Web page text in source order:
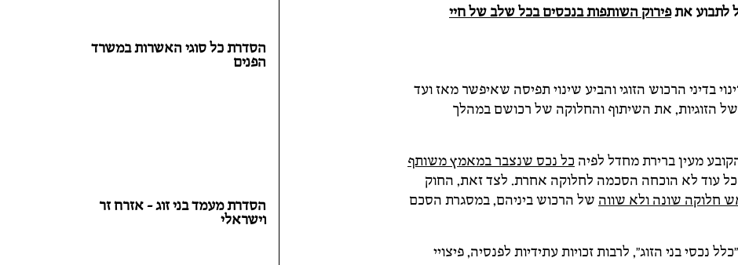
לתבוע אתפירוק השותפות בנכסים בכל שלב של חיי
בדיני הרכוש הזוגי והביע שינוי תפיסה שאיפשר מאז ועד
של הזוגיות, את השיתוף והחלוקה של רכושם במהלך
מעין ברירת מחדל לפיה כל נכס שנצבר במאמץ משותף
כל עוד לא הוכחה הסכמה לחלוקה אחרת. לצד זאת, החוק
חלוקה שונה ולא שווה של הרכוש ביניהם, במסגרת הסכם
נכסי בני הזוג", לרבות זכויות עתידיות לפנסיה, פיצויי
הסדרת כל סוגי האשרות במשרד
הפנים
הסדרת מעמד בני זוג - אזרח זר
וישראלי